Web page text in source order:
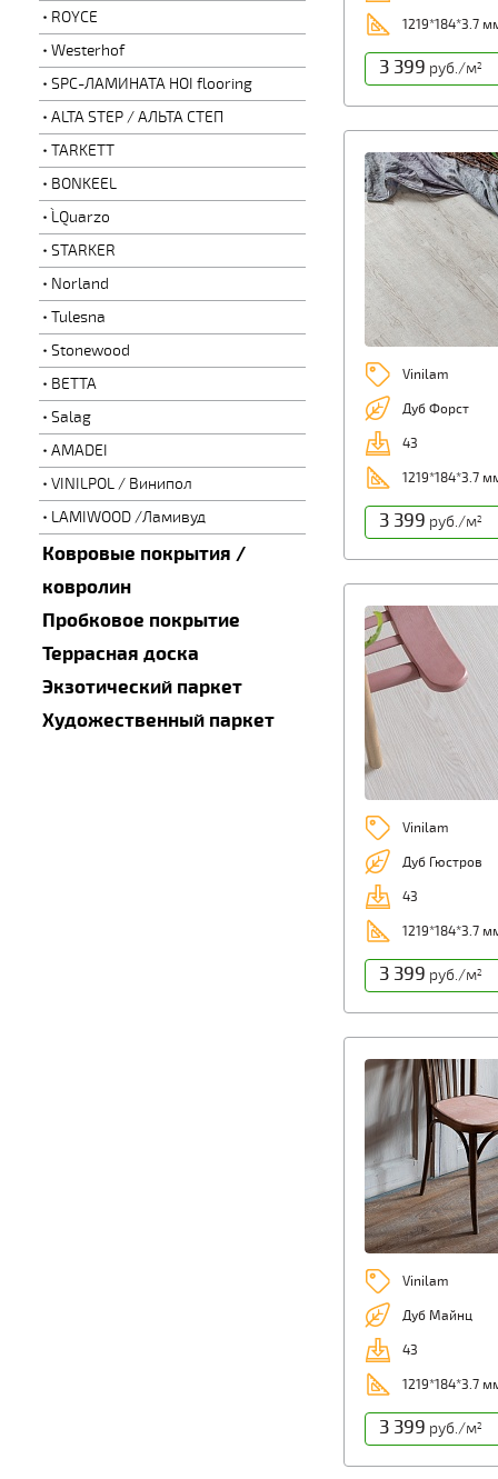
ROYCE
Westerhof
SPC-ЛАМИНАТА HOI flooring
ALTA STEP / АЛЬТА СТЕП
TARKETT
BONKEEL
L`Quarzo
STARKER
Norland
Tulesna
Stonewood
BETTA
Salag
AMADEI
VINILPOL / Винипол
LAMIWOOD /Ламивуд
Ковровые покрытия /
ковролин
Пробковое покрытие
Террасная доска
Экзотический паркет
Художественный паркет
1219*184*3.7
3 399 руб./м2
Vinilam
Дуб Форст
43
1219*184*3.7
3 399 руб./м2
Vinilam
Дуб Гюстров
43
1219*184*3.7
3 399 руб./м2
Vinilam
Дуб Майнц
43
1219*184*3.7
3 399 руб./м2